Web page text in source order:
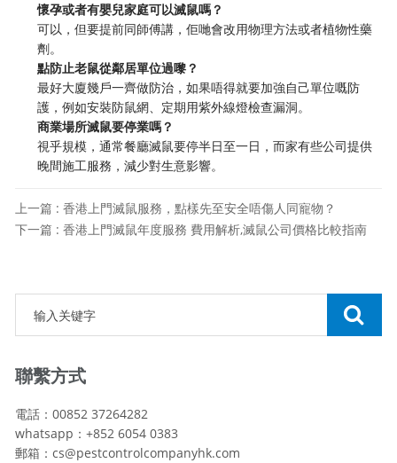
懷孕或者有嬰兒家庭可以滅鼠嗎？
可以，但要提前同師傅講，佢哋會改用物理方法或者植物性藥
劑。
點防止老鼠從鄰居單位過嚟？
最好大廈幾戶一齊做防治，如果唔得就要加強自己單位嘅防
護，例如安裝防鼠網、定期用紫外線燈檢查漏洞。
商業場所滅鼠要停業嗎？
視乎規模，通常餐廳滅鼠要停半日至一日，而家有些公司提供
晚間施工服務，減少對生意影響。
上一篇 : 香港上門滅鼠服務，點樣先至安全唔傷人同寵物？
下一篇 : 香港上門滅鼠年度服務 費用解析,滅鼠公司價格比較指南
聯繫方式
電話：00852 37264282
whatsapp：+852 6054 0383
郵箱：cs@pestcontrolcompanyhk.com